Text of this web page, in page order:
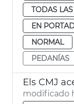
TODAS
EN
NORMAL
PEDANÍAS
modificado